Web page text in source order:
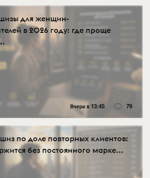
для женщин-
в 2026 году: где проще
Вчера в 13:45 79
по доле повторных клиентов:
без постоянного марке...